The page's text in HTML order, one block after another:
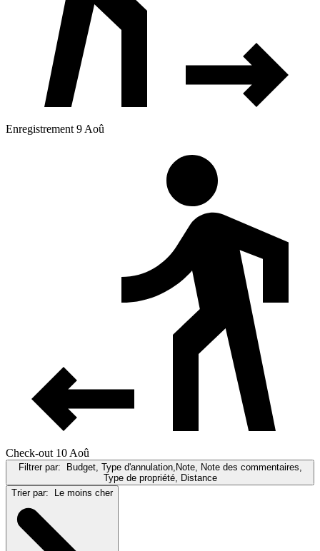
Enregistrement 9 Aoû
Check-out 10 Aoû
Filtrer par: Budget, Type d'annulation,Note, Note des commentaires,
Type de propriété, Distance
Trier par: Le moins cher